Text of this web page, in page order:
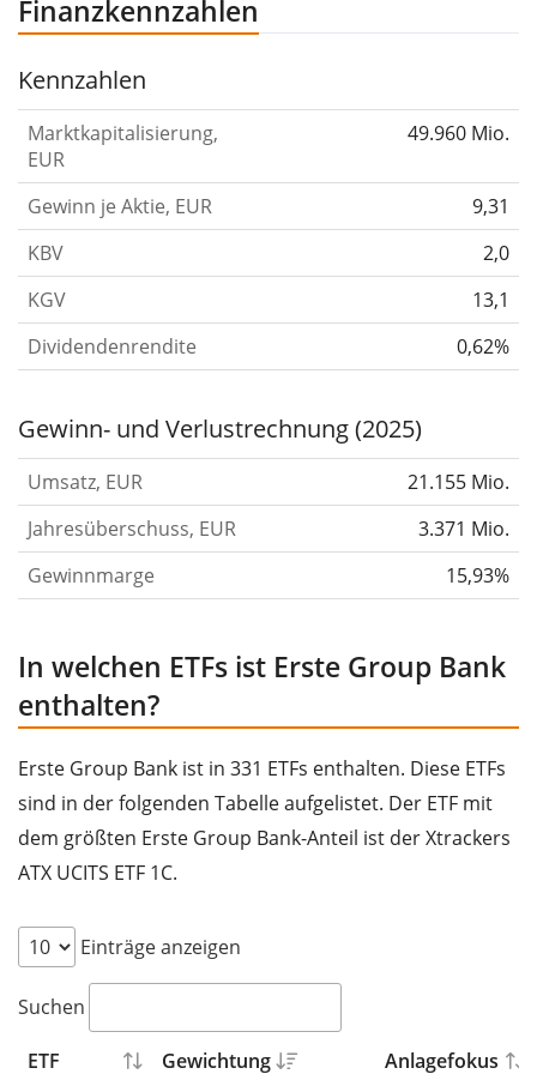
weitere Niederlassungen (Profitcenter) in London, New
York und Hongkong.
Quelle: Facunda financial data GmbH
Finanzkennzahlen
Kennzahlen
Marktkapitalisierung,
EUR
49.960 Mio.
Gewinn je Aktie, EUR
9,31
KBV
2,0
KGV
13,1
Dividendenrendite
0,62%
Gewinn- und Verlustrechnung (2025)
Umsatz, EUR
21.155 Mio.
Jahresüberschuss, EUR
3.371 Mio.
Gewinnmarge
15,93%
In welchen ETFs ist Erste Group Bank
enthalten?
Erste Group Bank ist in 331 ETFs enthalten. Diese ETFs
sind in der folgenden Tabelle aufgelistet. Der ETF mit
dem größten Erste Group Bank-Anteil ist der Xtrackers
ATX UCITS ETF 1C.
Einträge anzeigen
Suchen
ETF Gewichtung Anlagefokus